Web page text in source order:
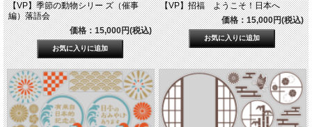
【VP】季節の動物シリー ズ（催事
編）落語会
価格：15,000円(税込)
【VP】招福 ようこそ！日本へ
価格：15,000円(税込)